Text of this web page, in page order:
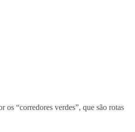
os “corredores verdes”, que são rotas